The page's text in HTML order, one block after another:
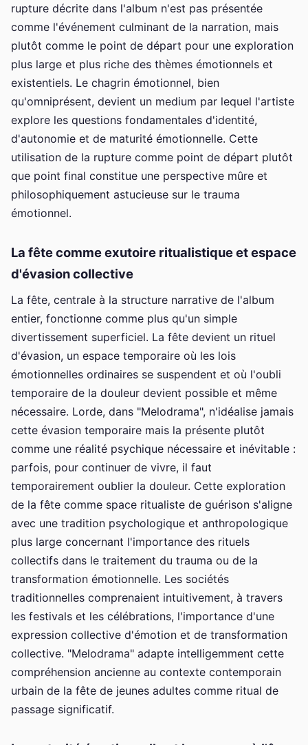
rupture décrite dans l'album n'est pas présentée
comme l'événement culminant de la narration, mais
plutôt comme le point de départ pour une exploration
plus large et plus riche des thèmes émotionnels et
existentiels. Le chagrin émotionnel, bien
qu'omniprésent, devient un medium par lequel l'artiste
explore les questions fondamentales d'identité,
d'autonomie et de maturité émotionnelle. Cette
utilisation de la rupture comme point de départ plutôt
que point final constitue une perspective mûre et
philosophiquement astucieuse sur le trauma
émotionnel.
La fête comme exutoire ritualistique et espace
d'évasion collective
La fête, centrale à la structure narrative de l'album
entier, fonctionne comme plus qu'un simple
divertissement superficiel. La fête devient un rituel
d'évasion, un espace temporaire où les lois
émotionnelles ordinaires se suspendent et où l'oubli
temporaire de la douleur devient possible et même
nécessaire. Lorde, dans "Melodrama", n'idéalise jamais
cette évasion temporaire mais la présente plutôt
comme une réalité psychique nécessaire et inévitable :
parfois, pour continuer de vivre, il faut
temporairement oublier la douleur. Cette exploration
de la fête comme space ritualiste de guérison s'aligne
avec une tradition psychologique et anthropologique
plus large concernant l'importance des rituels
collectifs dans le traitement du trauma ou de la
transformation émotionnelle. Les sociétés
traditionnelles comprenaient intuitivement, à travers
les festivals et les célébrations, l'importance d'une
expression collective d'émotion et de transformation
collective. "Melodrama" adapte intelligemment cette
compréhension ancienne au contexte contemporain
urbain de la fête de jeunes adultes comme ritual de
passage significatif.